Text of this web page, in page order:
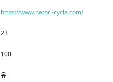
https://www.natori-cycle.com/
23
100
유